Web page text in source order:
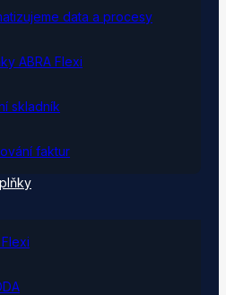
data a procesy
ABRA Flexi
skladník
faktur